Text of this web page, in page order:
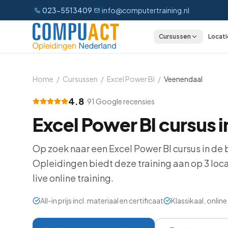
023-5513409 info@computertraining.nl
Cursussen
Excel
Outlook
PowerPoint
Power BI
AI
Home / Cursussen / Excel Power BI / Veenendaal
4.8· 91 Google recensies
Excel Power BIcursus
Op zoek naar een Excel Power BI cursus in de
Opleidingen biedt deze training aan op3
live online training.
All-in prijs incl. materiaal en certificaat Klassikaal,